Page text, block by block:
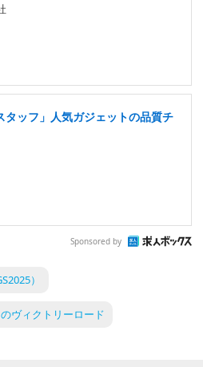
タッフ」人気ガジェットの品質チ
Sponsored by
）
ヴィクトリーロード